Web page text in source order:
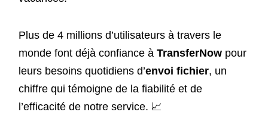
Plus de 4 millions d’utilisateurs à travers le
monde font déjà confiance à TransferNowpour
leurs besoins quotidiens d’envoi fichier, un
chiffre qui témoigne de la fiabilité et de
l’efficacité de notre service. 📈